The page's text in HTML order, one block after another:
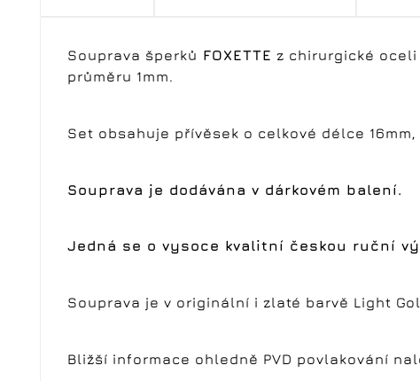
Souprava šperků FOXETTE z chirurgické oceli
průměru 1mm.
Set obsahuje přívěsek o celkové délce
Souprava je dodávána v dárkovém balení.
Jedná se o vysoce kvalitní českou ruční
Souprava je v originální i zlaté barvě Light
Bližší informace ohledně PVD povlakování